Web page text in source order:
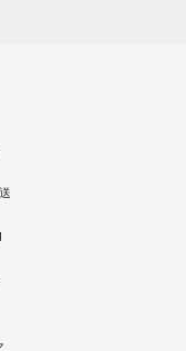
ぶという考え方も
であり、運気の上
自分の予定やライ
取り入れるとよい
集まる理由
「8」が並ぶ印象的
曜 22:00～22:55
リーナ1/3・
ぼ）
lock/
や電子マネーをだ
口や、自治体職員
ことから、支援先
とが重要です。
へ送る」と言って